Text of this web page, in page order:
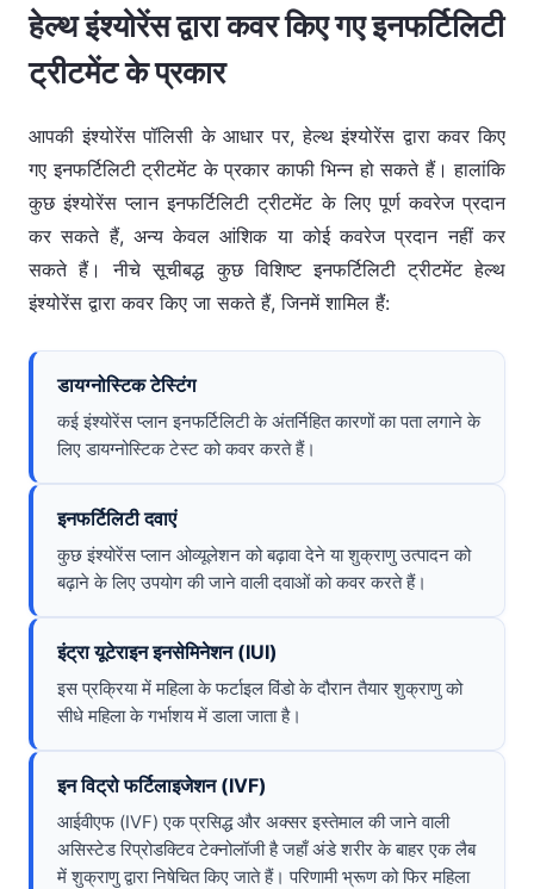
हेल्थ इंश्योरेंस द्वारा कवर किए गए इनफर्टिलिटी
ट्रीटमेंट के प्रकार
आपकी इंश्योरेंस पॉलिसी के आधार पर, हेल्थ इंश्योरेंस द्वारा कवर किए
गए इनफर्टिलिटी ट्रीटमेंट के प्रकार काफी भिन्न हो सकते हैं। हालांकि
कुछ इंश्योरेंस प्लान इनफर्टिलिटी ट्रीटमेंट के लिए पूर्ण कवरेज प्रदान
कर सकते हैं, अन्य केवल आंशिक या कोई कवरेज प्रदान नहीं कर
सकते हैं। नीचे सूचीबद्ध कुछ विशिष्ट इनफर्टिलिटी ट्रीटमेंट हेल्थ
इंश्योरेंस द्वारा कवर किए जा सकते हैं, जिनमें शामिल हैं:
डायग्नोस्टिक टेस्टिंग
कई इंश्योरेंस प्लान इनफर्टिलिटी के अंतर्निहित कारणों का पता लगाने के
लिए डायग्नोस्टिक टेस्ट को कवर करते हैं।
इनफर्टिलिटी दवाएं
कुछ इंश्योरेंस प्लान ओव्यूलेशन को बढ़ावा देने या शुक्राणु उत्पादन को
बढ़ाने के लिए उपयोग की जाने वाली दवाओं को कवर करते हैं।
इंट्रा यूटेराइन इनसेमिनेशन (IUI)
इस प्रक्रिया में महिला के फर्टाइल विंडो के दौरान तैयार शुक्राणु को
सीधे महिला के गर्भाशय में डाला जाता है।
इन विट्रो फर्टिलाइजेशन (IVF)
आईवीएफ (IVF) एक प्रसिद्ध और अक्सर इस्तेमाल की जाने वाली
असिस्टेड रिप्रोडक्टिव टेक्नोलॉजी है जहाँ अंडे शरीर के बाहर एक लैब
में शुक्राणु द्वारा निषेचित किए जाते हैं। परिणामी भ्रूण को फिर महिला